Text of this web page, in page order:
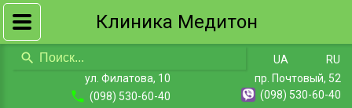
UA
RU
ул. Филатова, 10
(098) 530-60-40
пр. Почтовый, 52
(098) 530-60-40
Клиника Медитон